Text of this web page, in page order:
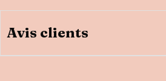
Avis clients